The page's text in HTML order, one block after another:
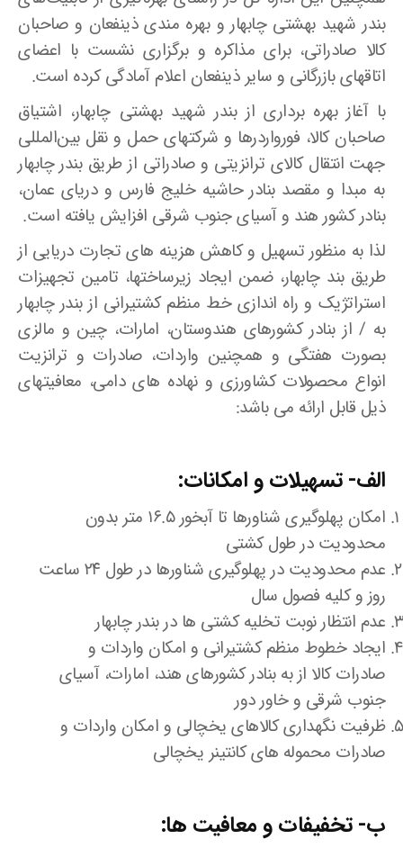
بندر شهید بهشتی چابهار و بهره مندی ذینفعان و صاحبان
کالا صادراتی، برای مذاکره و برگزاری نشست با اعضای
اتاقهای بازرگانی و سایر ذینفعان اعلام آمادگی کرده است.
با آغاز بهره برداری از بندر شهید بهشتی چابهار، اشتیاق
صاحبان کالا، فورواردرها و شرکتهای حمل و نقل بین‌المللی
جهت انتقال کالای ترانزیتی و صادراتی از طریق بندر چابهار
به مبدا و مقصد بنادر حاشیه خلیج فارس و دریای عمان،
بنادر کشور هند و آسیای جنوب شرقی افزایش یافته است.
لذا به منظور تسهیل و کاهش هزینه های تجارت دریایی از
طریق بند چابهار، ضمن ایجاد زیرساختها، تامین تجهیزات
استراتژیک و راه اندازی خط منظم کشتیرانی از بندر چابهار
به / از بنادر کشورهای هندوستان، امارات، چین و مالزی
بصورت هفتگی و همچنین واردات، صادرات و ترانزیت
انواع محصولات کشاورزی و نهاده های دامی، معافیتهای
ذیل قابل ارائه می باشد:
الف- تسهیلات و امکانات:
امکان پهلوگیری شناورها تا آبخور ۱۶.۵ متر بدون
محدودیت در طول کشتی
عدم محدودیت در پهلوگیری شناورها در طول ۲۴ ساعت
روز و کلیه فصول سال
عدم انتظار نوبت تخلیه کشتی ها در بندر چابهار
ایجاد خطوط منظم کشتیرانی و امکان واردات و
صادرات کالا از به بنادر کشورهای هند، امارات، آسیای
جنوب شرقی و خاور دور
ظرفیت نگهداری کالاهای یخچالی و امکان واردات و
صادرات محموله های کانتینر یخچالی
ب- تخفیفات و معافیت ها: